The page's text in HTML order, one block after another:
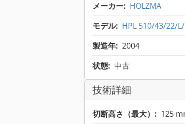
メーカー: HOLZMA
モデル: HPL 510/43/22/
製造年: 2004
状態: 中古
技術詳細
切断高さ（最大）: 125